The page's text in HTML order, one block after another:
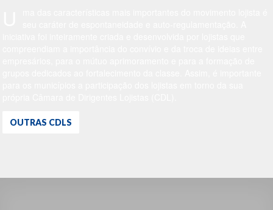
OUTRAS CDLS